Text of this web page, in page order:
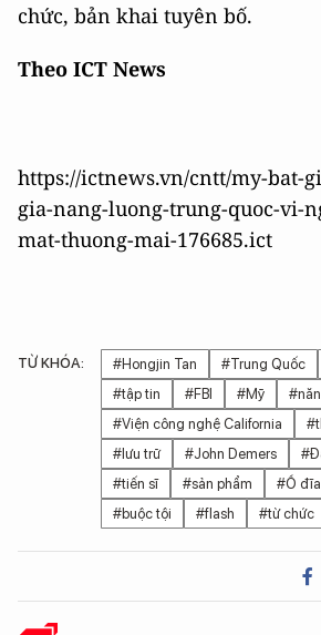
chức, bản khai tuyên bố.
Theo ICT News
https://ictnews.vn/cntt/my-bat-
gia-nang-luong-trung-quoc-vi-
mat-thuong-mai-176685.ict
TỪ KHÓA: #Hongjin Tan #Trung Quốc
#tập tin
#FBI #Mỹ
#Viện công nghệ California
#lưu trữ
#John Demers
#tiến sĩ
#sản phẩm #Ổ đĩa
#buộc tội
#flash #từ chức